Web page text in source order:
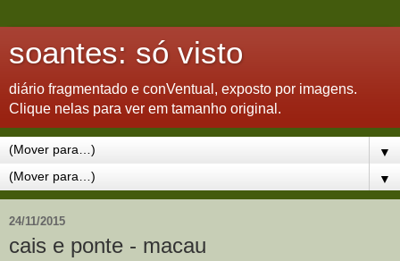
soantes: só visto
diário fragmentado e conVentual, exposto por imagens.
Clique nelas para ver em tamanho original.
▼
▼
24/11/2015
cais e ponte - macau